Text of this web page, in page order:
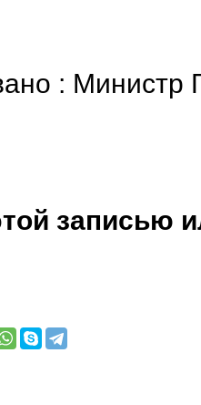
: Министр
записью